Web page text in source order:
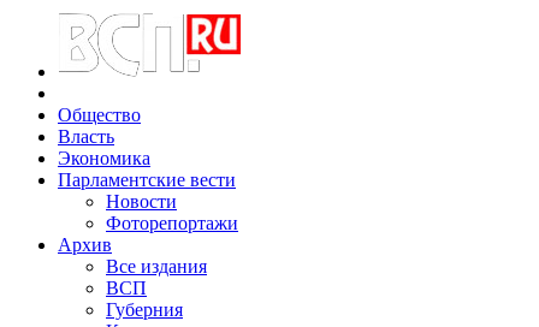
Общество
Власть
Экономика
Парламентские вести
Новости
Фоторепортажи
Архив
Все издания
ВСП
Губерния